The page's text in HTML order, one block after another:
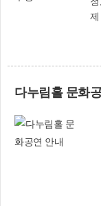
고
리
제
탄
다누림홀 문화